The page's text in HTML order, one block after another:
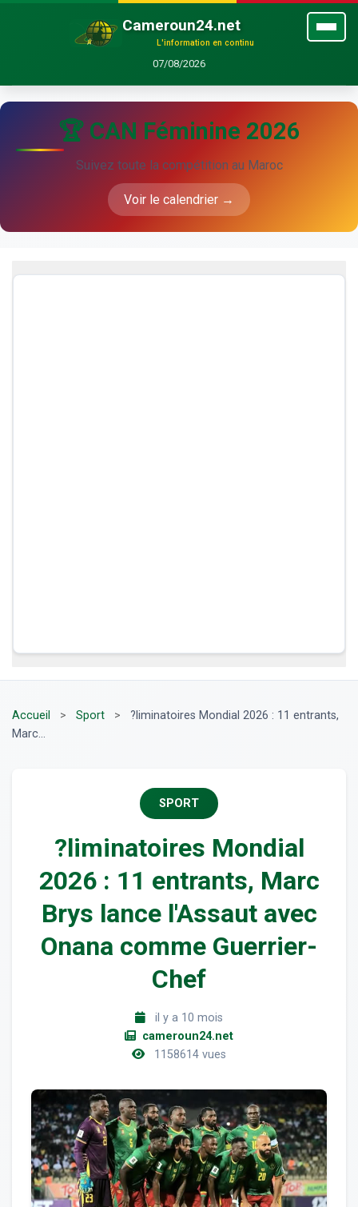
Cameroun24.net
L'information en continu
07/08/2026
🏆 CAN Féminine 2026
Suivez toute la compétition au Maroc
Voir le calendrier →
Accueil > Sport >
?liminatoires Mondial 2026 : 11 entrants,
Marc...
SPORT
?liminatoires Mondial
2026 : 11 entrants, Marc
Brys lance l'Assaut avec
Onana comme Guerrier-
Chef
il y a 10 mois
cameroun24.net
1158614 vues